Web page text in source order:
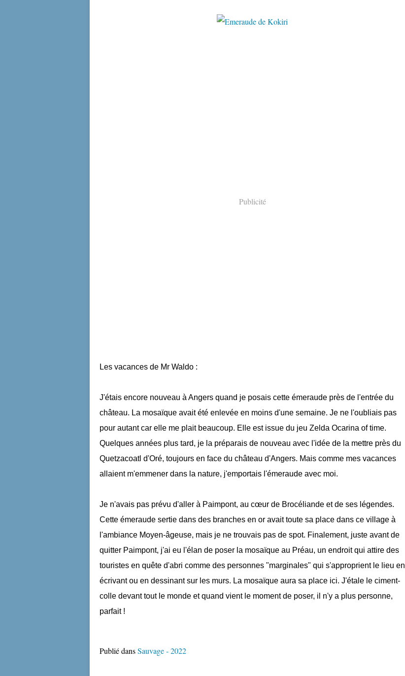
Publicité
Les vacances de Mr Waldo :
J'étais encore nouveau à Angers quand je posais cette émeraude près de l'entrée du
château. La mosaïque avait été enlevée en moins d'une semaine. Je ne l'oubliais pas
pour autant car elle me plait beaucoup. Elle est issue du jeu Zelda Ocarina of time.
Quelques années plus tard, je la préparais de nouveau avec l'idée de la mettre près du
Quetzacoatl d'Oré, toujours en face du château d'Angers. Mais comme mes vacances
allaient m'emmener dans la nature, j'emportais l'émeraude avec moi.
Je n'avais pas prévu d'aller à Paimpont, au cœur de Brocéliande et de ses légendes.
Cette émeraude sertie dans des branches en or avait toute sa place dans ce village à
l'ambiance Moyen-âgeuse, mais je ne trouvais pas de spot. Finalement, juste avant de
quitter Paimpont, j'ai eu l'élan de poser la mosaïque au Préau, un endroit qui attire des
touristes en quête d'abri comme des personnes "marginales" qui s'approprient le lieu en
écrivant ou en dessinant sur les murs. La mosaïque aura sa place ici. J'étale le ciment-
colle devant tout le monde et quand vient le moment de poser, il n'y a plus personne,
parfait !
Publié dansSauvage - 2022